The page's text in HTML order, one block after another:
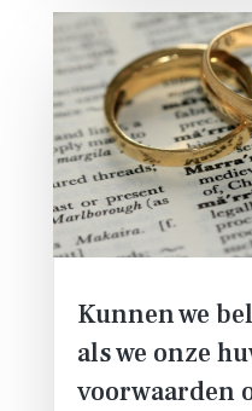
Kunnen we
als we onze
voorwaarden